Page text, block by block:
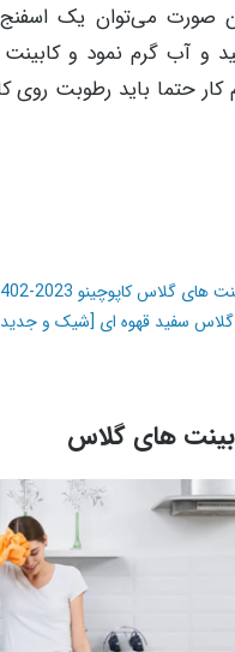
صورت می‌توان یک اسفنج
و آب گرم نمود و کابینت
حتما باید رطوبت روی
سفید قهوه ای [شیک و جدید 2023]
های گلاس